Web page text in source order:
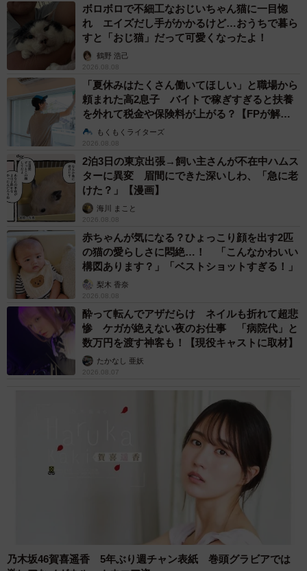
ボロボロで不細工なおじいちゃん猫に一目惚
れ エイズだし手がかかるけど…おうちで暮ら
すと「おじ猫」だって可愛くなったよ！
鶴野 浩己
2026.08.08
「夏休みはたくさん働いてほしい」と職場から
頼まれた高2息子 バイトで稼ぎすぎると扶養
を外れて税金や保険料が上がる？【FPが解
説】もくもくライターズ
2026.08.08
2泊3日の東京出張→飼い主さんが不在中ハムス
ターに異変 眉間にできた深いしわ、「急に老
けた？」【漫画】
海川 まこと
2026.08.08
赤ちゃんが気になる？ひょっこり顔を出す2匹
の猫の愛らしさに悶絶…！ 「こんなかわいい
構図あります？」「ベストショットすぎる！」
梨木 香奈
2026.08.08
酔って転んでアザだらけ ネイルも折れて超悲
惨 ケガが絶えない夜のお仕事 「病院代」と
数万円を渡す神客も！【現役キャストに取材】
たかなし 亜妖
2026.08.07
乃木坂46賀喜遥香 5年ぶり週チャン表紙 巻頭グラビアでは